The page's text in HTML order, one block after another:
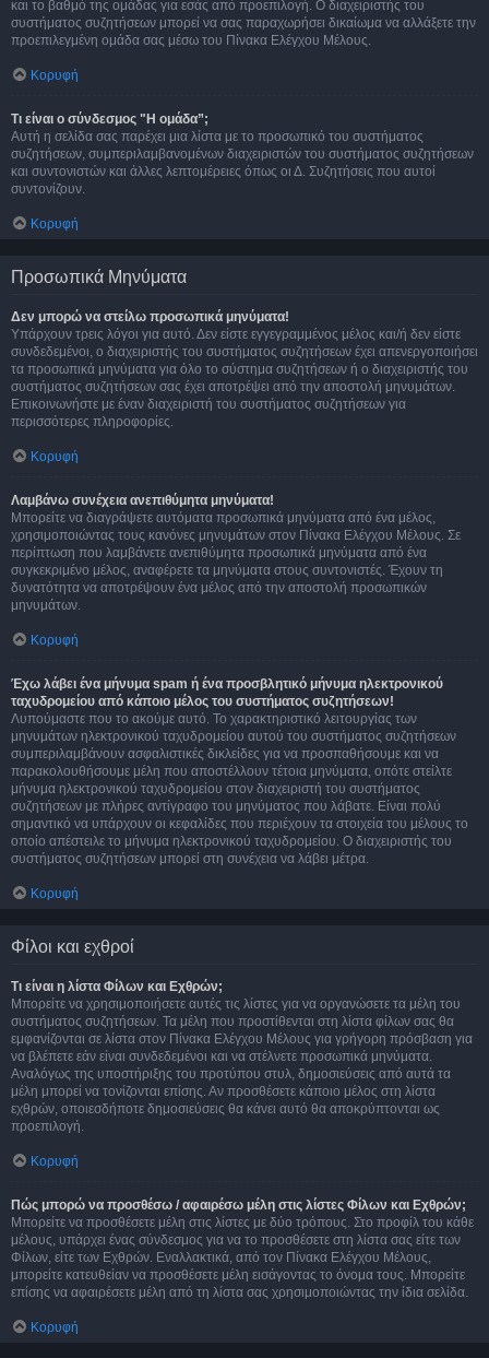
και το βαθμό της ομάδας για εσάς από προεπιλογή. Ο διαχειριστής του
συστήματος συζητήσεων μπορεί να σας παραχωρήσει δικαίωμα να αλλάξετε την
προεπιλεγμένη ομάδα σας μέσω του Πίνακα Ελέγχου Μέλους.
Κορυφή
Τι είναι ο σύνδεσμος "Η ομάδα”;
Αυτή η σελίδα σας παρέχει μια λίστα με το προσωπικό του συστήματος
συζητήσεων, συμπεριλαμβανομένων διαχειριστών του συστήματος συζητήσεων
και συντονιστών και άλλες λεπτομέρειες όπως οι Δ. Συζητήσεις που αυτοί
συντονίζουν.
Κορυφή
Προσωπικά Μηνύματα
Δεν μπορώ να στείλω προσωπικά μηνύματα!
Υπάρχουν τρεις λόγοι για αυτό. Δεν είστε εγγεγραμμένος μέλος και/ή δεν είστε
συνδεδεμένοι, ο διαχειριστής του συστήματος συζητήσεων έχει απενεργοποιήσει
τα προσωπικά μηνύματα για όλο το σύστημα συζητήσεων ή ο διαχειριστής του
συστήματος συζητήσεων σας έχει αποτρέψει από την αποστολή μηνυμάτων.
Επικοινωνήστε με έναν διαχειριστή του συστήματος συζητήσεων για
περισσότερες πληροφορίες.
Κορυφή
Λαμβάνω συνέχεια ανεπιθύμητα μηνύματα!
Μπορείτε να διαγράψετε αυτόματα προσωπικά μηνύματα από ένα μέλος,
χρησιμοποιώντας τους κανόνες μηνυμάτων στον Πίνακα Ελέγχου Μέλους. Σε
περίπτωση που λαμβάνετε ανεπιθύμητα προσωπικά μηνύματα από ένα
συγκεκριμένο μέλος, αναφέρετε τα μηνύματα στους συντονιστές. Έχουν τη
δυνατότητα να αποτρέψουν ένα μέλος από την αποστολή προσωπικών
μηνυμάτων.
Κορυφή
Έχω λάβει ένα μήνυμα spam ή ένα προσβλητικό μήνυμα ηλεκτρονικού
ταχυδρομείου από κάποιο μέλος του συστήματος συζητήσεων!
Λυπούμαστε που το ακούμε αυτό. Το χαρακτηριστικό λειτουργίας των
μηνυμάτων ηλεκτρονικού ταχυδρομείου αυτού του συστήματος συζητήσεων
συμπεριλαμβάνουν ασφαλιστικές δικλείδες για να προσπαθήσουμε και να
παρακολουθήσουμε μέλη που αποστέλλουν τέτοια μηνύματα, οπότε στείλτε
μήνυμα ηλεκτρονικού ταχυδρομείου στον διαχειριστή του συστήματος
συζητήσεων με πλήρες αντίγραφο του μηνύματος που λάβατε. Είναι πολύ
σημαντικό να υπάρχουν οι κεφαλίδες που περιέχουν τα στοιχεία του μέλους το
οποίο απέστειλε το μήνυμα ηλεκτρονικού ταχυδρομείου. Ο διαχειριστής του
συστήματος συζητήσεων μπορεί στη συνέχεια να λάβει μέτρα.
Κορυφή
Φίλοι και εχθροί
Τι είναι η λίστα Φίλων και Εχθρών;
Μπορείτε να χρησιμοποιήσετε αυτές τις λίστες για να οργανώσετε τα μέλη του
συστήματος συζητήσεων. Τα μέλη που προστίθενται στη λίστα φίλων σας θα
εμφανίζονται σε λίστα στον Πίνακα Ελέγχου Μέλους για γρήγορη πρόσβαση για
να βλέπετε εάν είναι συνδεδεμένοι και να στέλνετε προσωπικά μηνύματα.
Αναλόγως της υποστήριξης του προτύπου στυλ, δημοσιεύσεις από αυτά τα
μέλη μπορεί να τονίζονται επίσης. Αν προσθέσετε κάποιο μέλος στη λίστα
εχθρών, οποιεσδήποτε δημοσιεύσεις θα κάνει αυτό θα αποκρύπτονται ως
προεπιλογή.
Κορυφή
Πώς μπορώ να προσθέσω / αφαιρέσω μέλη στις λίστες Φίλων και Εχθρών;
Μπορείτε να προσθέσετε μέλη στις λίστες με δύο τρόπους. Στο προφίλ του κάθε
μέλους, υπάρχει ένας σύνδεσμος για να το προσθέσετε στη λίστα σας είτε των
Φίλων, είτε των Εχθρών. Εναλλακτικά, από τον Πίνακα Ελέγχου Μέλους,
μπορείτε κατευθείαν να προσθέσετε μέλη εισάγοντας το όνομα τους. Μπορείτε
επίσης να αφαιρέσετε μέλη από τη λίστα σας χρησιμοποιώντας την ίδια σελίδα.
Κορυφή